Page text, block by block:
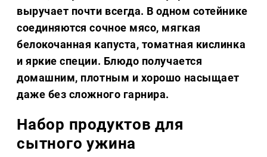
выручает почти всегда. В одном сотейнике
соединяются сочное мясо, мягкая
белокочанная капуста, томатная кислинка
и яркие специи. Блюдо получается
домашним, плотным и хорошо насыщает
даже без сложного гарнира.
Набор продуктов для
сытного ужина